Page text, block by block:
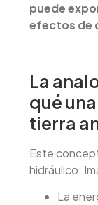
puede
efectos de
La
qué
tierra
Este
hidráulico.
La